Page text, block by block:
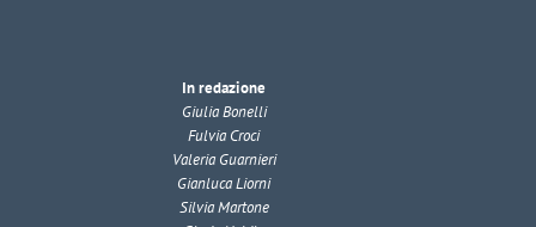
In redazione
Giulia Bonelli
Fulvia Croci
Valeria Guarnieri
Gianluca Liorni
Silvia Martone